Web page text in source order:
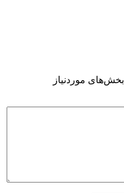
بخش‌های موردنیاز